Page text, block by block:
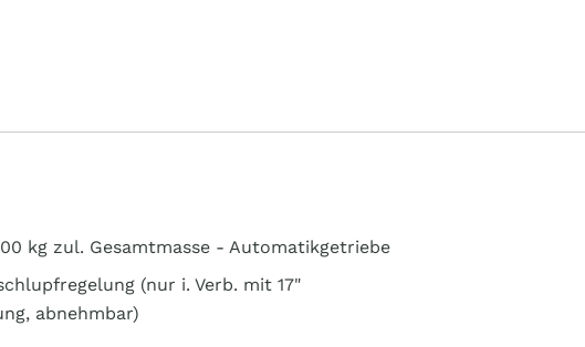
kg zul. Gesamtmasse - Automatikgetriebe
(nur i. Verb. mit 17"
abnehmbar)